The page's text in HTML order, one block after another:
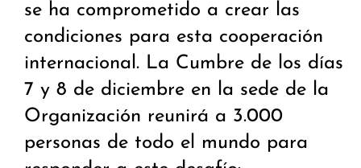
se ha comprometido a crear las
condiciones para esta cooperación
internacional. La Cumbre de los días
7 y 8 de diciembre en la sede de la
Organización reunirá a 3.000
personas de todo el mundo para